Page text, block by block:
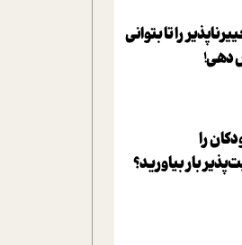
را تا بتواني
دهي!‏
را
بار بیاورید؟